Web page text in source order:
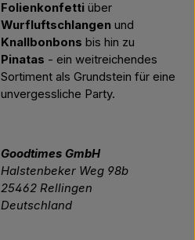
Folienkonfetti über
Wurfluftschlangen und
Knallbonbons bis hin zu
Pinatas - ein weitreichendes
Sortiment als Grundstein für eine
unvergessliche Party.
Goodtimes GmbH
Halstenbeker Weg 98b
25462 Rellingen
Deutschland